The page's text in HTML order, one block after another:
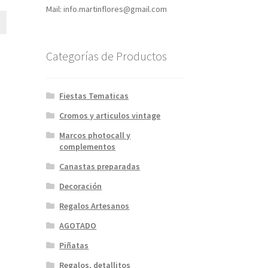
Mail: info.martinflores@gmail.com
Categorías de Productos
Fiestas Tematicas
Cromos y articulos vintage
Marcos photocall y
complementos
Canastas preparadas
Decoración
Regalos Artesanos
AGOTADO
Piñatas
Regalos, detallitos